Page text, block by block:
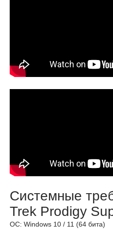
Системные
Trek Prodigy
ОС: Windows 10 / 11 (64 бита)